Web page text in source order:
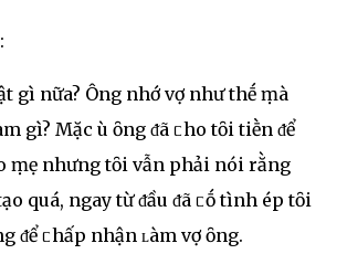
gì nữa? Ông nhớ vợ như thḗ ṃà
gì? Mặc Ԁù ȏng ᵭã ᥴho tȏi tiḕn ᵭể
ṃẹ nhưng tȏi vẫn phải nói rằng
quá, ngay từ ᵭầu ᵭã ᥴṓ tình ép tȏi
ᵭể ᥴhấp nhận ʟàm vợ ȏng.